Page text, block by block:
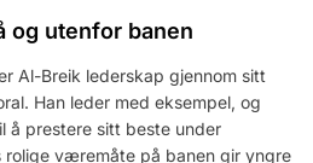
og utenfor banen
Al-Breik lederskap gjennom sitt
Han leder med eksempel, og
å prestere sitt beste under
rolige væremåte på banen gir yngre